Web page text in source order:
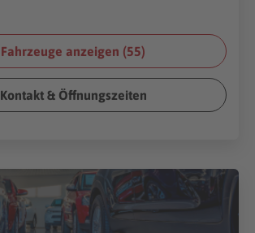
Fahrzeuge anzeigen (55)
Kontakt & Öffnungszeiten